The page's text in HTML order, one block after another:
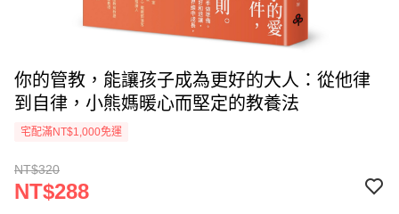
你的管教，能讓孩子成為更好的大人：從他律
到自律，小熊媽暖心而堅定的教養法
宅配滿NT$1,000免運
NT$320
NT$288